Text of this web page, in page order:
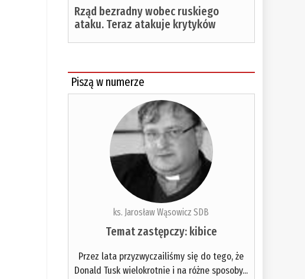
Rząd bezradny wobec ruskiego
ataku. Teraz atakuje krytyków
Piszą w numerze
ks. Jarosław Wąsowicz SDB
Temat zastępczy: kibice
Przez lata przyzwyczailiśmy się do tego, że
Donald Tusk wielokrotnie i na różne sposoby...